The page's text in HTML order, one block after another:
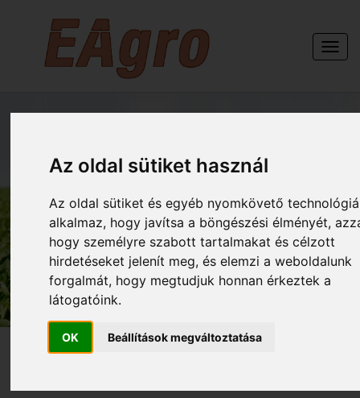
Az oldal sütiket használ
Az oldal sütiket és egyéb nyomkövető
alkalmaz, hogy javítsa a böngészési élményét,
hogy személyre szabott tartalmakat és célzott
hirdetéseket jelenít meg, és elemzi a weboldalunk
forgalmát, hogy megtudjuk honnan érkeztek a
látogatóink.
OK Beállítások megváltoztatása
ÖNTÖZŐDOB, A
MÁRIAPUSZTAI
TANGAZDASÁGBAN
AZ EAGRO KFT TŐL